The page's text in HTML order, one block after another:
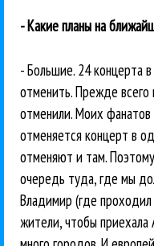
- Какие планы на
- Большие. 24 концерта
отменить. Прежде
отменили. Моих фанатов
отменяется концерт в
отменяют и там.
очередь туда, где мы
Владимир (где
жители, чтобы